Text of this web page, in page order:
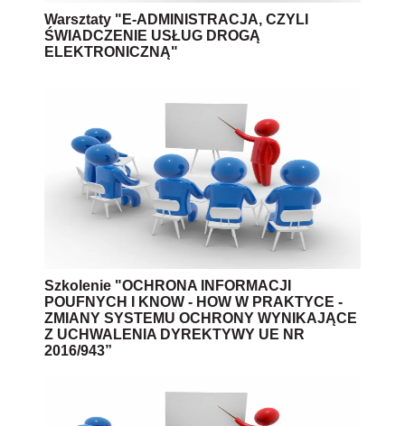
Warsztaty "E-ADMINISTRACJA, CZYLI
ŚWIADCZENIE USŁUG DROGĄ
ELEKTRONICZNĄ"
Szkolenie "OCHRONA INFORMACJI
POUFNYCH I KNOW - HOW W PRAKTYCE -
ZMIANY SYSTEMU OCHRONY WYNIKAJĄCE
Z UCHWALENIA DYREKTYWY UE NR
2016/943”